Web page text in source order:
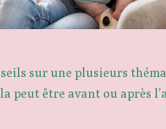
sur une plusieurs
peut être avant ou après